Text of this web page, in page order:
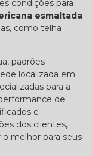
condições para
esmaltada
como telha
padrões
localizada em
para a
de
e
dos clientes,
melhor para seus